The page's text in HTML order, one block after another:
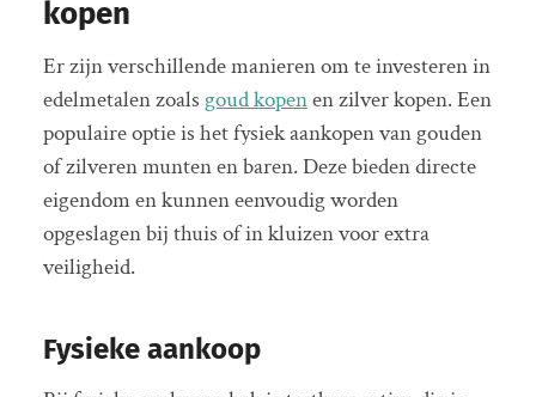
kopen
Er zijn verschillende manieren om te investeren in
edelmetalen zoals goud kopenen zilver kopen. Een
populaire optie is het fysiek aankopen van gouden
of zilveren munten en baren. Deze bieden directe
eigendom en kunnen eenvoudig worden
opgeslagen bij thuis of in kluizen voor extra
veiligheid.
Fysieke aankoop